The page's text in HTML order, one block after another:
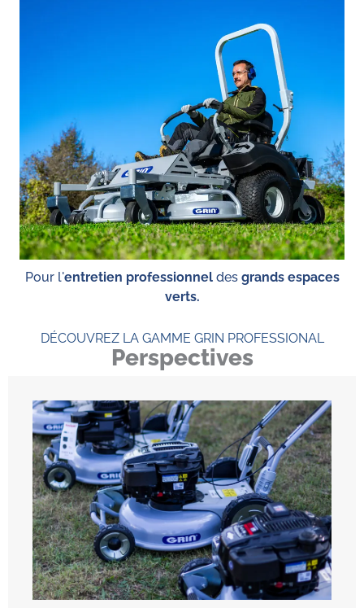
Pour l'entretien professionneldes grands espaces
verts.
DÉCOUVREZ LA GAMME GRIN PROFESSIONAL
Perspectives